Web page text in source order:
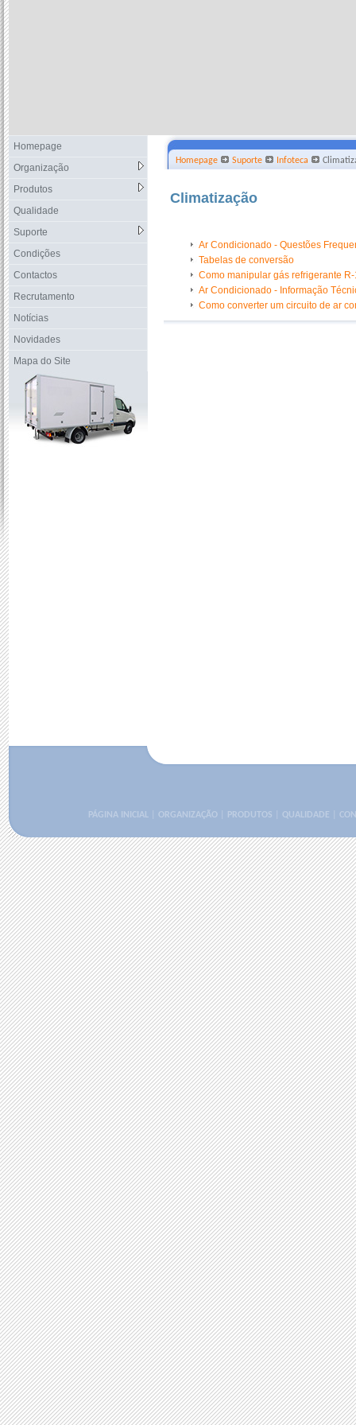
Homepage
Organização
Produtos
Qualidade
Suporte
Condições
Contactos
Recrutamento
Notícias
Novidades
Mapa do Site
Homepage Suporte Infoteca
Climatização
Ar Condicionado - Questões
Tabelas de conversão
Como manipular gás refrigerante
Ar Condicionado - Informação
Como converter um circuito de ar
PÁGINA INICIAL| ORGANIZAÇÃO| PRODUTOS QUALIDADE